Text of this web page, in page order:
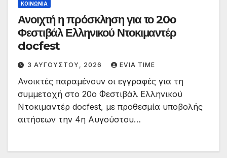
ΚΟΙΝΩΝΙΑ
Ανοιχτή η πρόσκληση για το 20ο
Φεστιβάλ Ελληνικού Ντοκιμαντέρ
docfest
3 ΑΥΓΟΎΣΤΟΥ, 2026 EVIA TIME
Ανοικτές παραμένουν οι εγγραφές για τη
συμμετοχή στο 20ο Φεστιβάλ Ελληνικού
Ντοκιμαντέρ docfest, με προθεσμία υποβολής
αιτήσεων την 4η Αυγούστου…